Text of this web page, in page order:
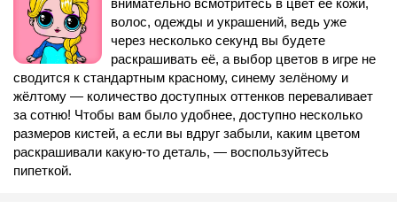
внимательно всмотритесь в цвет её кожи,
волос, одежды и украшений, ведь уже
через несколько секунд вы будете
раскрашивать её, а выбор цветов в игре не
сводится к стандартным красному, синему зелёному и
жёлтому — количество доступных оттенков переваливает
за сотню! Чтобы вам было удобнее, доступно несколько
размеров кистей, а если вы вдруг забыли, каким цветом
раскрашивали какую-то деталь, — воспользуйтесь
пипеткой.